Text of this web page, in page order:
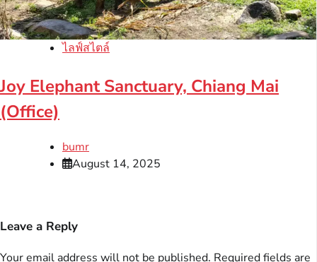
ไลฟ์สไตล์
Joy Elephant Sanctuary, Chiang Mai
(Office)
bumr
August 14, 2025
Leave a Reply
Your email address will not be published. Required fields are